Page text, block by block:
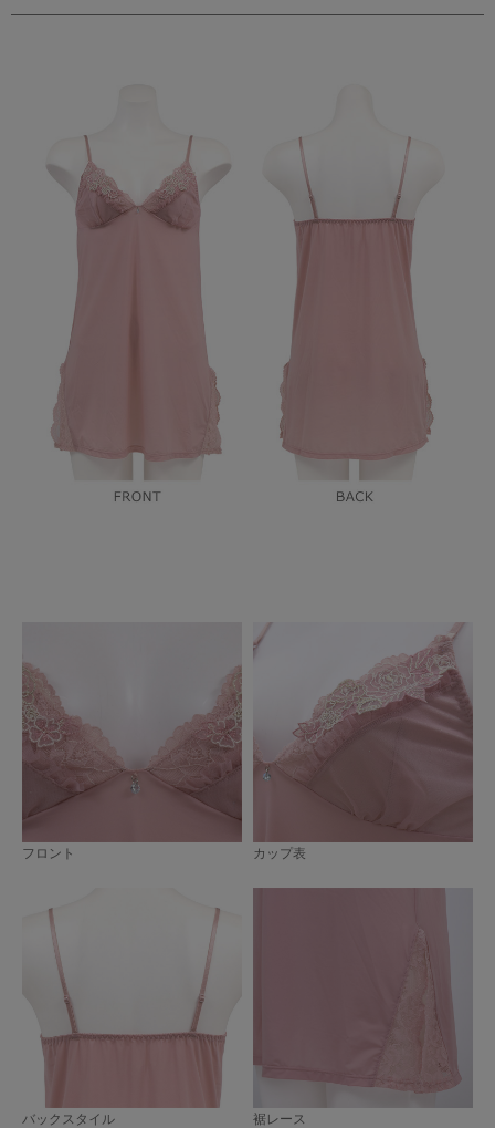
フロント カップ表
バックスタイル 裾レース